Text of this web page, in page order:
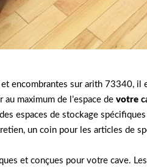
et encombrantes sur arith 73340, il
maximum de l’espace de votre
espaces de stockage
un coin pour les articles
et conçues pour votre cave.